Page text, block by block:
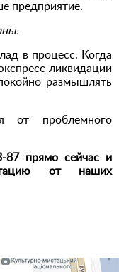
предприятие.
в процесс. Когда
ликвидации
размышлять
от проблемного
87 прямо сейчас и
от наших